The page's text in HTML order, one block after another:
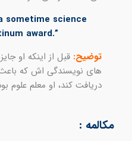
sometime science
award.”
توضیح: قبل از اینکه او
های نویسندگی اش که
دریافت کند، او معلم علوم
مکالمه :